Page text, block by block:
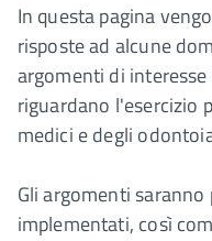
In questa pagina
risposte ad alcune
argomenti di interesse
riguardano l'esercizio
medici e degli
Gli argomenti
implementati, così